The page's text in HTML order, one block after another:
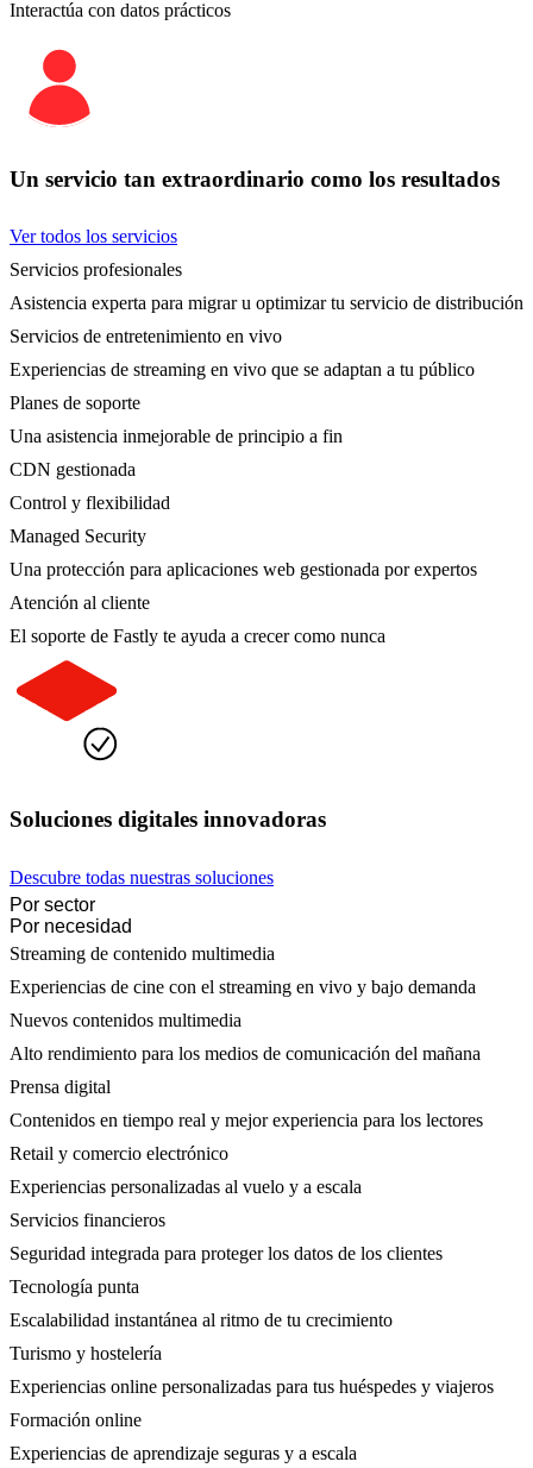
Interactúa con datos prácticos
Un servicio tan extraordinario como los resultados
Ver todos los servicios
Servicios profesionales
Asistencia experta para migrar u optimizar tu servicio de distribución
Servicios de entretenimiento en vivo
Experiencias de streaming en vivo que se adaptan a tu público
Planes de soporte
Una asistencia inmejorable de principio a fin
CDN gestionada
Control y flexibilidad
Managed Security
Una protección para aplicaciones web gestionada por expertos
Atención al cliente
El soporte de Fastly te ayuda a crecer como nunca
Soluciones digitales innovadoras
Descubre todas nuestras soluciones
Por sector
Por necesidad
Streaming de contenido multimedia
Experiencias de cine con el streaming en vivo y bajo demanda
Nuevos contenidos multimedia
Alto rendimiento para los medios de comunicación del mañana
Prensa digital
Contenidos en tiempo real y mejor experiencia para los lectores
Retail y comercio electrónico
Experiencias personalizadas al vuelo y a escala
Servicios financieros
Seguridad integrada para proteger los datos de los clientes
Tecnología punta
Escalabilidad instantánea al ritmo de tu crecimiento
Turismo y hostelería
Experiencias online personalizadas para tus huéspedes y viajeros
Formación online
Experiencias de aprendizaje seguras y a escala